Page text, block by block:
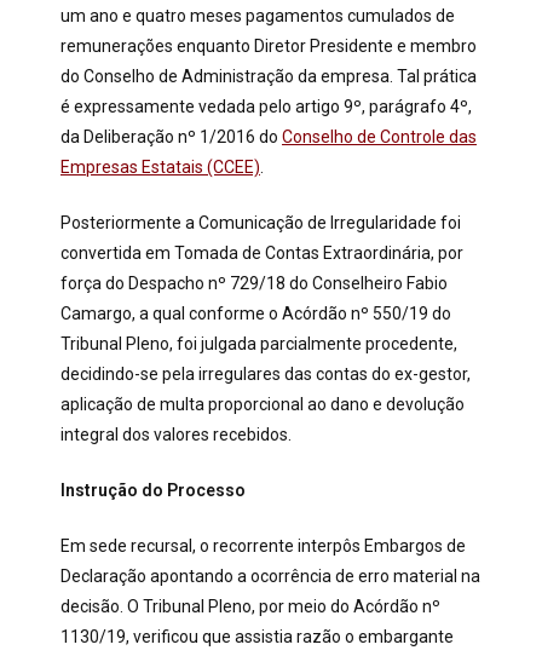
um ano e quatro meses pagamentos cumulados de
remunerações enquanto Diretor Presidente e membro
do Conselho de Administração da empresa. Tal prática
é expressamente vedada pelo artigo 9º, parágrafo 4º,
da Deliberação nº 1/2016 do Conselho de Controle das
Empresas Estatais (CCEE)
Posteriormente a Comunicação de Irregularidade foi
convertida em Tomada de Contas Extraordinária, por
força do Despacho nº 729/18 do Conselheiro Fabio
Camargo, a qual conforme o Acórdão nº 550/19 do
Tribunal Pleno, foi julgada parcialmente procedente,
decidindo-se pela irregulares das contas do ex-gestor,
aplicação de multa proporcional ao dano e devolução
integral dos valores recebidos.
Instrução do Processo
Em sede recursal, o recorrente interpôs Embargos de
Declaração apontando a ocorrência de erro material na
decisão. O Tribunal Pleno, por meio do Acórdão nº
1130/19, verificou que assistia razão o embargante